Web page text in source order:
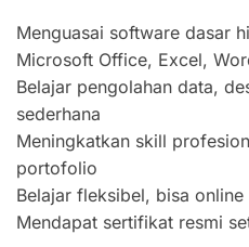
Menguasai software dasar
Microsoft Office, Excel,
Belajar pengolahan data,
sederhana
Meningkatkan skill
portofolio
Belajar fleksibel, bisa
Mendapat sertifikat resmi